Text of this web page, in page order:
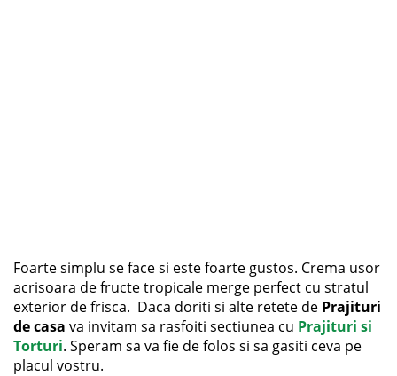
Foarte simplu se face si este foarte gustos. Crema usor
acrisoara de fructe tropicale merge perfect cu stratul
exterior de frisca. Daca doriti si alte retete de Prajituri
de casa va invitam sa rasfoiti sectiunea cu Prajituri si
Torturi. Speram sa va fie de folos si sa gasiti ceva pe
placul vostru.